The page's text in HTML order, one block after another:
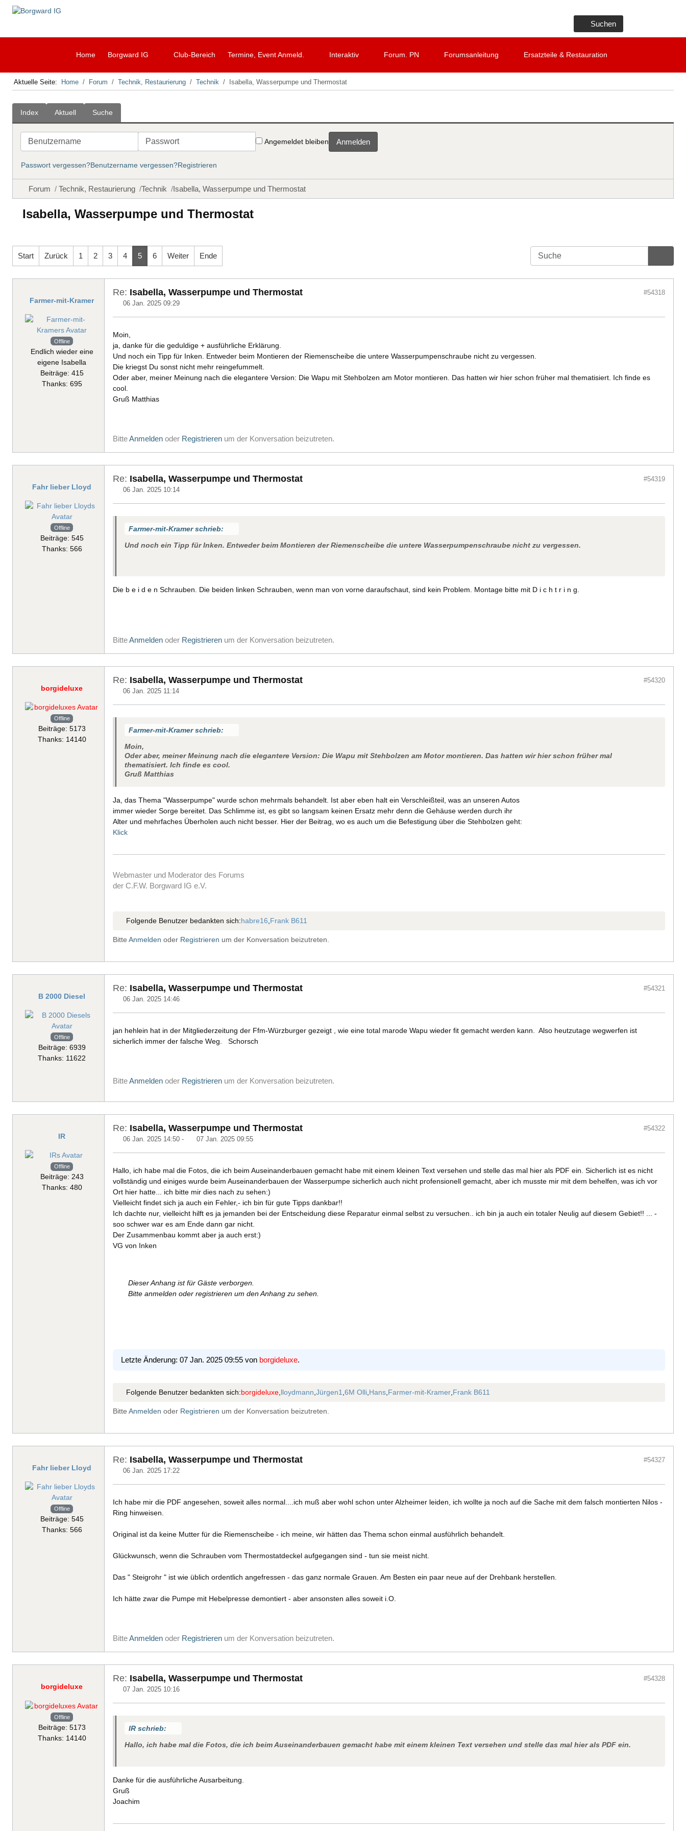
Suchen
Home Borgward IG Club-Bereich Termine, Event Anmeld. Interaktiv Forum. PN Forumsanleitung Ersatzteile & Restauration
Aktuelle Seite: Home Forum Technik, Restaurierung Technik Isabella, Wasserpumpe und Thermostat
Index Aktuell Suche
Benutzername Passwort
Angemeldet bleiben Anmelden
Passwort vergessen?Benutzername vergessen?Registrieren
Forum Technik, Restaurierung Technik Isabella, Wasserpumpe und Thermostat
Isabella, Wasserpumpe und Thermostat
Start Zurück 1 2 3 4 5 6 Weiter Ende
Farmer-mit-Kramer
Offline
Endlich wieder eine
eigene Isabella
Beiträge: 415
Thanks: 695
Re: Isabella, Wasserpumpe und Thermostat
06 Jan. 2025 09:29
#54318
Moin,
ja, danke für die geduldige + ausführliche Erklärung.
Und noch ein Tipp für Inken. Entweder beim Montieren der Riemenscheibe die untere Wasserpumpenschraube nicht zu vergessen.
Die kriegst Du sonst nicht mehr reingefummelt.
Oder aber, meiner Meinung nach die elegantere Version: Die Wapu mit Stehbolzen am Motor montieren. Das hatten wir hier schon früher mal thematisiert. Ich finde es
cool.
Gruß Matthias
BitteAnmelden oder Registrieren um der Konversation beizutreten.
Fahr lieber Lloyd
Offline
Beiträge: 545
Thanks: 566
Re: Isabella, Wasserpumpe und Thermostat
06 Jan. 2025 10:14
#54319
Farmer-mit-Kramer schrieb:
Und noch ein Tipp für Inken. Entweder beim Montieren der Riemenscheibe die untere Wasserpumpenschraube nicht zu vergessen.
Die b e i d e n Schrauben. Die beiden linken Schrauben, wenn man von vorne daraufschaut, sind kein Problem. Montage bitte mit D i c h t r i n g.
BitteAnmelden oder Registrieren um der Konversation beizutreten.
borgideluxe
Offline
Beiträge: 5173
Thanks: 14140
Re: Isabella, Wasserpumpe und Thermostat
06 Jan. 2025 11:14
#54320
Farmer-mit-Kramer schrieb:
Moin,
Oder aber, meiner Meinung nach die elegantere Version: Die Wapu mit Stehbolzen am Motor montieren. Das hatten wir hier schon früher mal
thematisiert. Ich finde es cool.
Gruß Matthias
Ja, das Thema "Wasserpumpe" wurde schon mehrmals behandelt. Ist aber eben halt ein Verschleißteil, was an unseren Autos
immer wieder Sorge bereitet. Das Schlimme ist, es gibt so langsam keinen Ersatz mehr denn die Gehäuse werden durch ihr
Alter und mehrfaches Überholen auch nicht besser. Hier der Beitrag, wo es auch um die Befestigung über die Stehbolzen geht:
Klick
Webmaster und Moderator des Forums
der C.F.W. Borgward IG e.V.
Folgende Benutzer bedankten sich:habre16 Frank B611
Bitte Anmelden oder Registrieren um der Konversation beizutreten.
B 2000 Diesel
Offline
Beiträge: 6939
Thanks: 11622
Re: Isabella, Wasserpumpe und Thermostat
06 Jan. 2025 14:46
#54321
jan hehlein hat in der Mitgliederzeitung der Ffm-Würzburger gezeigt , wie eine total marode Wapu wieder fit gemacht werden kann. Also heutzutage wegwerfen ist
sicherlich immer der falsche Weg. Schorsch
BitteAnmelden oder Registrieren um der Konversation beizutreten.
IR
Offline
Beiträge: 243
Thanks: 480
Re: Isabella, Wasserpumpe und Thermostat
06 Jan. 2025 14:50 - 07 Jan. 2025 09:55
#54322
Hallo, ich habe mal die Fotos, die ich beim Auseinanderbauen gemacht habe mit einem kleinen Text versehen und stelle das mal hier als PDF ein. Sicherlich ist es nicht
vollständig und einiges wurde beim Auseinanderbauen der Wasserpumpe sicherlich auch nicht profensionell gemacht, aber ich musste mir mit dem behelfen, was ich vor
Ort hier hatte... ich bitte mir dies nach zu sehen:)
Vielleicht findet sich ja auch ein Fehler,- ich bin für gute Tipps dankbar!!
Ich dachte nur, vielleicht hilft es ja jemanden bei der Entscheidung diese Reparatur einmal selbst zu versuchen.. ich bin ja auch ein totaler Neulig auf diesem Gebiet!! ... -
soo schwer war es am Ende dann gar nicht.
Der Zusammenbau kommt aber ja auch erst:)
VG von Inken
Dieser Anhang ist für Gäste verborgen.
Bitte anmelden oder registrieren um den Anhang zu sehen.
Letzte Änderung: 07 Jan. 2025 09:55 von borgideluxe.
Folgende Benutzer bedankten sich:borgideluxe, lloydmann Jürgen1 6M Olli, Hans, Farmer-mit-Kramer, Frank B611
Bitte Anmelden oder Registrieren um der Konversation beizutreten.
Fahr lieber Lloyd
Offline
Beiträge: 545
Thanks: 566
Re: Isabella, Wasserpumpe und Thermostat
06 Jan. 2025 17:22
#54327
Ich habe mir die PDF angesehen, soweit alles normal....ich muß aber wohl schon unter Alzheimer leiden, ich wollte ja noch auf die Sache mit dem falsch montierten Nilos -
Ring hinweisen.
Original ist da keine Mutter für die Riemenscheibe - ich meine, wir hätten das Thema schon einmal ausführlich behandelt.
Glückwunsch, wenn die Schrauben vom Thermostatdeckel aufgegangen sind - tun sie meist nicht.
Das " Steigrohr " ist wie üblich ordentlich angefressen - das ganz normale Grauen. Am Besten ein paar neue auf der Drehbank herstellen.
Ich hätte zwar die Pumpe mit Hebelpresse demontiert - aber ansonsten alles soweit i.O.
BitteAnmelden oder Registrieren um der Konversation beizutreten.
borgideluxe
Offline
Beiträge: 5173
Thanks: 14140
Re: Isabella, Wasserpumpe und Thermostat
07 Jan. 2025 10:16
#54328
IR schrieb:
Hallo, ich habe mal die Fotos, die ich beim Auseinanderbauen gemacht habe mit einem kleinen Text versehen und stelle das mal hier als PDF ein.
Danke für die ausführliche Ausarbeitung.
Gruß
Joachim